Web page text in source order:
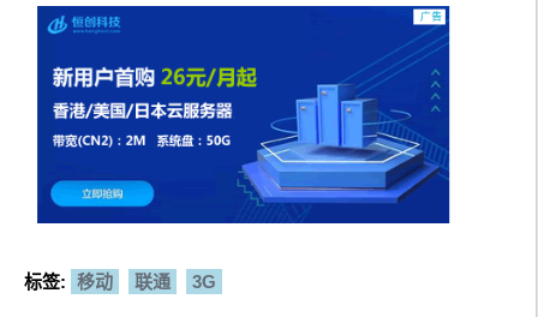
标签: 移动 联通 3G